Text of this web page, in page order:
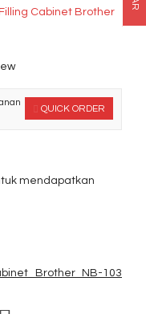
Filling Cabinet Brother
QUICK ORDER
mendapatkan
Brother NB-103